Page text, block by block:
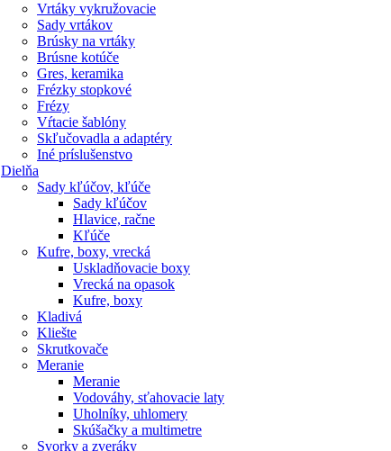
Vrtáky vykružovacie
Sady vrtákov
Brúsky na vrtáky
Brúsne kotúče
Gres, keramika
Frézky stopkové
Frézy
Vŕtacie šablóny
Skľučovadla a adaptéry
Iné príslušenstvo
Dielňa
Sady kľúčov, kľúče
Sady kľúčov
Hlavice, račne
Kľúče
Kufre, boxy, vrecká
Uskladňovacie boxy
Vrecká na opasok
Kufre, boxy
Kladivá
Kliešte
Skrutkovače
Meranie
Meranie
Vodováhy, sťahovacie laty
Uholníky, uhlomery
Skúšačky a multimetre
Svorky a zveráky